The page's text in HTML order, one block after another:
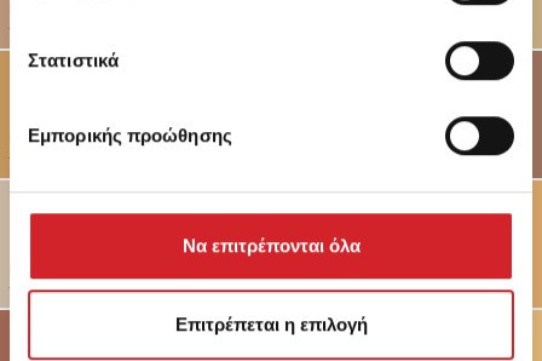
Στατιστικά
Εμπορικής προώθησης
Να επιτρέπονται όλα
Επιτρέπεται η επιλογή
-
ΠΙΕΡΡΗ ΑΝΟΙΧΤΟ
ΠΙΕΡΡΗ ΜΕΣΑΙΟ
-
ΠΙΝΙΑ
ΠΙΝΙΑ ΜΕΣΑΙΟ
-
ΠΟΡΟΛΙΘΟΣ
-
-